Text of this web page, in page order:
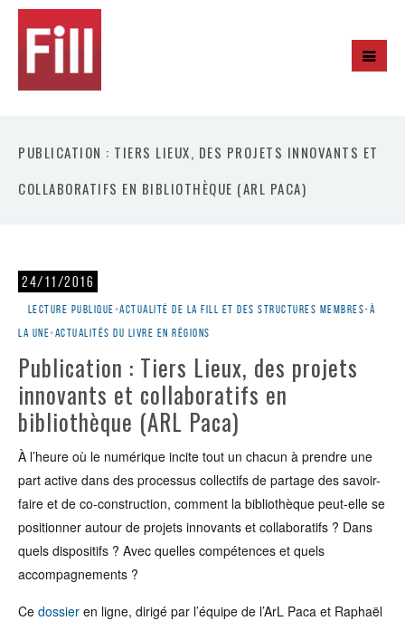
PUBLICATION : TIERS LIEUX, DES PROJETS INNOVANTS ET
COLLABORATIFS EN BIBLIOTHÈQUE (ARL PACA)
24/11/2016
Lecture publique •Actualité de la Fill et des structures membres•À
la une•Actualités du livre en régions
Publication : Tiers Lieux, des projets
innovants et collaboratifs en
bibliothèque (ARL Paca)
À l’heure où le numérique incite tout un chacun à prendre une
part active dans des processus collectifs de partage des savoir-
faire et de co-construction, comment la bibliothèque peut-elle se
positionner autour de projets innovants et collaboratifs ? Dans
quels dispositifs ? Avec quelles compétences et quels
accompagnements ?
Ce dossier en ligne, dirigé par l’équipe de l’ArL Paca et Raphaël